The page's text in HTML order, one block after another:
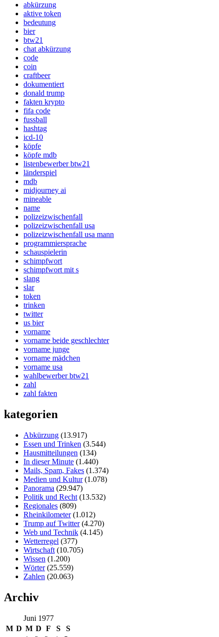
abkürzung
aktive token
bedeutung
bier
btw21
chat abkürzung
code
coin
craftbeer
dokumentiert
donald trump
fakten krypto
fifa code
fussball
hashtag
icd-10
köpfe
köpfe mdb
listenbewerber btw21
länderspiel
mdb
midjourney ai
mineable
name
polizeizwischenfall
polizeizwischenfall usa
polizeizwischenfall usa mann
programmiersprache
schauspielerin
schimpfwort
schimpfwort mit s
slang
slar
token
trinken
twitter
us bier
vorname
vorname beide geschlechter
vorname junge
vorname mädchen
vorname usa
wahlbewerber btw21
zahl
zahl fakten
kategorien
Abkürzung (13.917)
Essen und Trinken (3.544)
Hausmitteilungen (134)
In dieser Minute (1.440)
Mails, Spam, Fakes (1.374)
Medien und Kultur(1.078)
Panorama (29.947)
Politik und Recht (13.532)
Regionales (809)
Rheinkilometer(1.012)
Trump auf Twitter(4.270)
Web und Technik (4.145)
Wetterregel (377)
Wirtschaft (10.705)
Wissen (1.200)
Wörter(25.559)
Zahlen (20.063)
Archiv
Juni 1977
M D M D F S
S